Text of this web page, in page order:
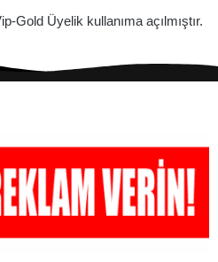
Gold Üyelik kullanıma açılmıştır.